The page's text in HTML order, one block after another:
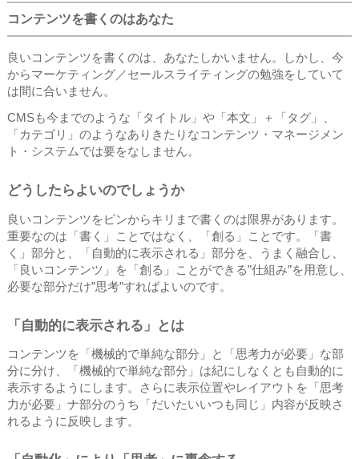
コンテンツを書くのはあなた
良いコンテンツを書くのは、あなたしかいません。しかし、今
からマーケティング／セールスライティングの勉強をしていて
は間に合いません。
CMSも今までのような「タイトル」や「本文」＋「タグ」、
「カテゴリ」のようなありきたりなコンテンツ・マネージメン
ト・システムでは要をなしません。
どうしたらよいのでしょうか
良いコンテンツをピンからキリまで書くのは限界があります。
重要なのは「書く」ことではなく、「創る」ことです。「書
く」部分と、「自動的に表示される」部分を、うまく融合し、
「良いコンテンツ」を「創る」ことができる”仕組み”を用意し、
必要な部分だけ”思考”すればよいのです。
「自動的に表示される」とは
コンテンツを「機械的で単純な部分」と「思考力が必要」な部
分に分け、「機械的で単純な部分」は紀にしなくとも自動的に
表示するようにします。さらに表示位置やレイアウトを「思考
力が必要」ナ部分のうち「だいたいいつも同じ」内容が反映さ
れるように反映します。